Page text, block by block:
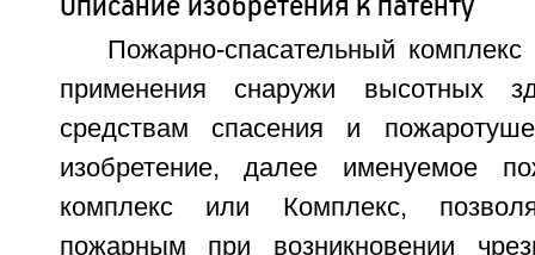
Пожарно-спасательный
применения снаружи высотных
средствам спасения и
изобретение, далее именуемое
комплекс или Комплекс,
пожарным при возникновении